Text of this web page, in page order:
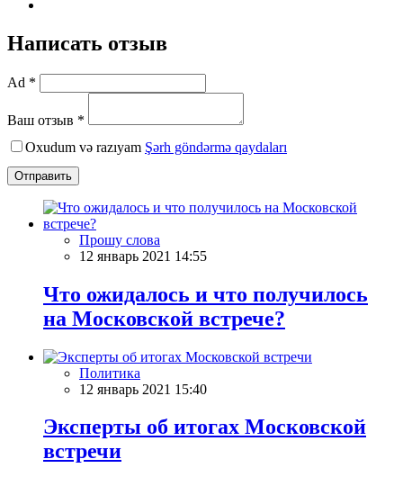
Написать отзыв
Ad *
Ваш отзыв *
Oxudum və razıyam Şərh göndərmə qaydaları
Отправить
Прошу слова
12 январь 2021 14:55
Что ожидалось и что получилось
на Московской встрече?
Политика
12 январь 2021 15:40
Эксперты об итогах Московской
встречи